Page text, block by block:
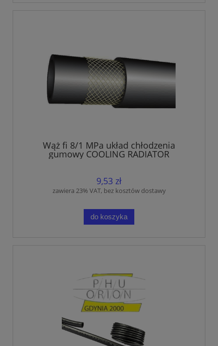
Wąż fi 8/1 MPa układ chłodzenia
gumowy COOLING RADIATOR
9,53 zł
zawiera 23% VAT, bez kosztów dostawy
do koszyka